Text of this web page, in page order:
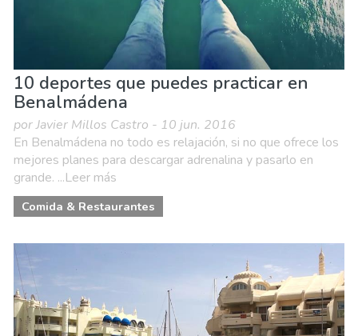
10 deportes que puedes practicar en
Benalmádena
por Javier Millos Castro - 10 jun. 2016
En Benalmádena no todo es relajación, si no que ofrece los
mejores planes para descargar adrenalina y pasarlo en
grande. ...Leer más
Comida & Restaurantes